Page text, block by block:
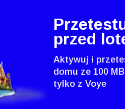
To
or
przed
Aktywuj i
domu ze 100
tylko z Voye